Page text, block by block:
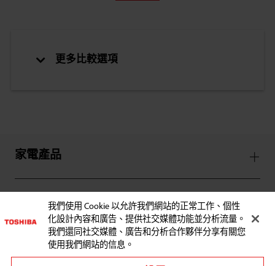
更多比較選項
家電產品
服務支援
我們使用 Cookie 以允許我們網站的正常工作、個性
化設計內容和廣告、提供社交媒體功能並分析流量。
我們還同社交媒體、廣告和分析合作夥伴分享有關您
使用我們網站的信息。